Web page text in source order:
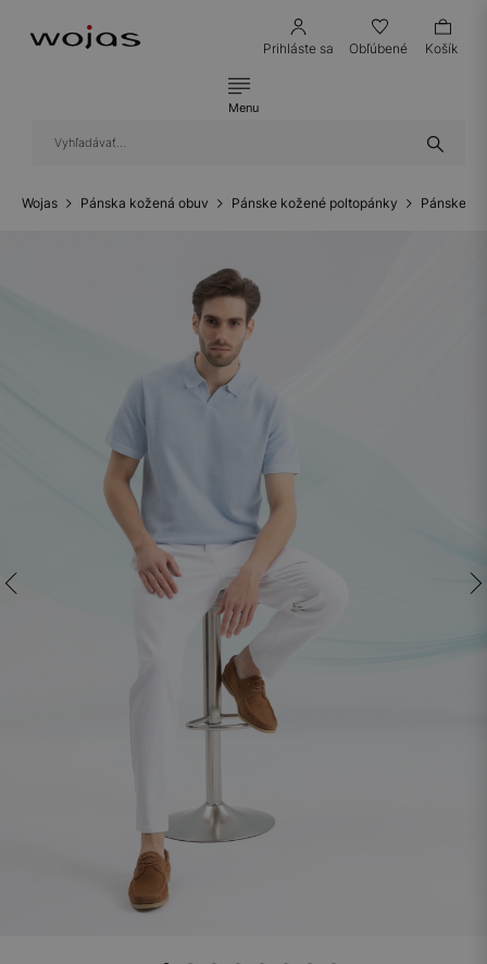
Prihláste sa Obľúbené Košík
Menu
Wojas Pánska kožená obuv Pánske kožené poltopánky Pánske